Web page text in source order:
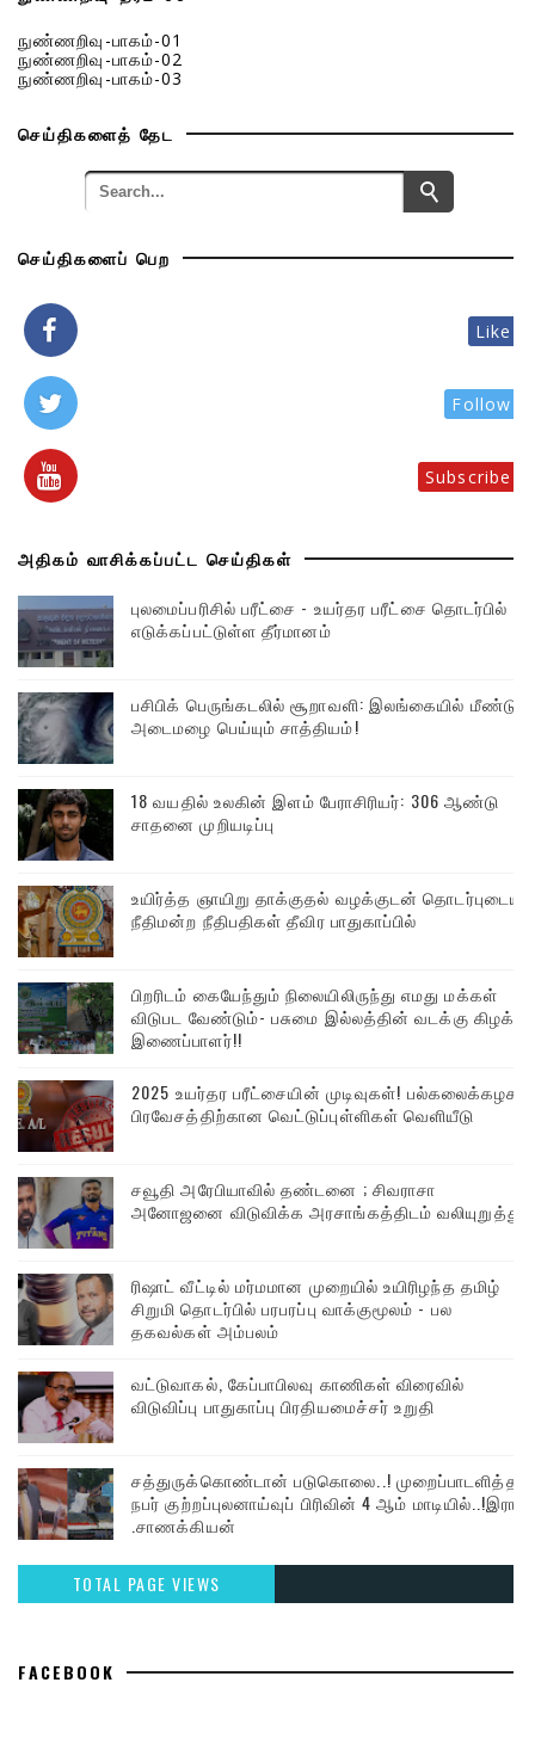
நுண்ணறிவு-பாகம்-01
நுண்ணறிவு-பாகம்-02
நுண்ணறிவு-பாகம்-03
செய்திகளைத் தேட
செய்திகளைப் பெற
Like
Follow
Subscribe
அதிகம் வாசிக்கப்பட்ட செய்திகள்
புலமைப்பரிசில் பரீட்சை - உயர்தர பரீட்சை தொடர்பில்
எடுக்கப்பட்டுள்ள தீர்மானம்
பசிபிக் பெருங்கடலில் சூறாவளி: இலங்கையில் மீண்டும்
அடைமழை பெய்யும் சாத்தியம்!
18 வயதில் உலகின் இளம் பேராசிரியர்: 306 ஆண்டு
சாதனை முறியடிப்பு
உயிர்த்த ஞாயிறு தாக்குதல் வழக்குடன் தொடர்புடைய
நீதிமன்ற நீதிபதிகள் தீவிர பாதுகாப்பில்
பிறரிடம் கையேந்தும் நிலையிலிருந்து எமது மக்கள்
விடுபட வேண்டும்- பசுமை இல்லத்தின் வடக்கு கிழக்கு
இணைப்பாளர்!!
2025 உயர்தர பரீட்சையின் முடிவுகள்! பல்கலைக்கழக
பிரவேசத்திற்கான வெட்டுப்புள்ளிகள் வெளியீடு
சவூதி அரேபியாவில் தண்டனை ; சிவராசா
அனோஜனை விடுவிக்க அரசாங்கத்திடம் வலியுறுத்து
ரிஷாட் வீட்டில் மர்மமான முறையில் உயிரிழந்த தமிழ்
சிறுமி தொடர்பில் பரபரப்பு வாக்குமூலம் - பல
தகவல்கள் அம்பலம்
வட்டுவாகல், கேப்பாபிலவு காணிகள் விரைவில்
விடுவிப்பு பாதுகாப்பு பிரதியமைச்சர் உறுதி
சத்துருக்கொண்டான் படுகொலை..! முறைப்பாடளித்த
நபர் குற்றப்புலனாய்வுப் பிரிவின் 4 ஆம் மாடியில்..!இரா
.சாணக்கியன்
TOTAL PAGE VIEWS
FACEBOOK